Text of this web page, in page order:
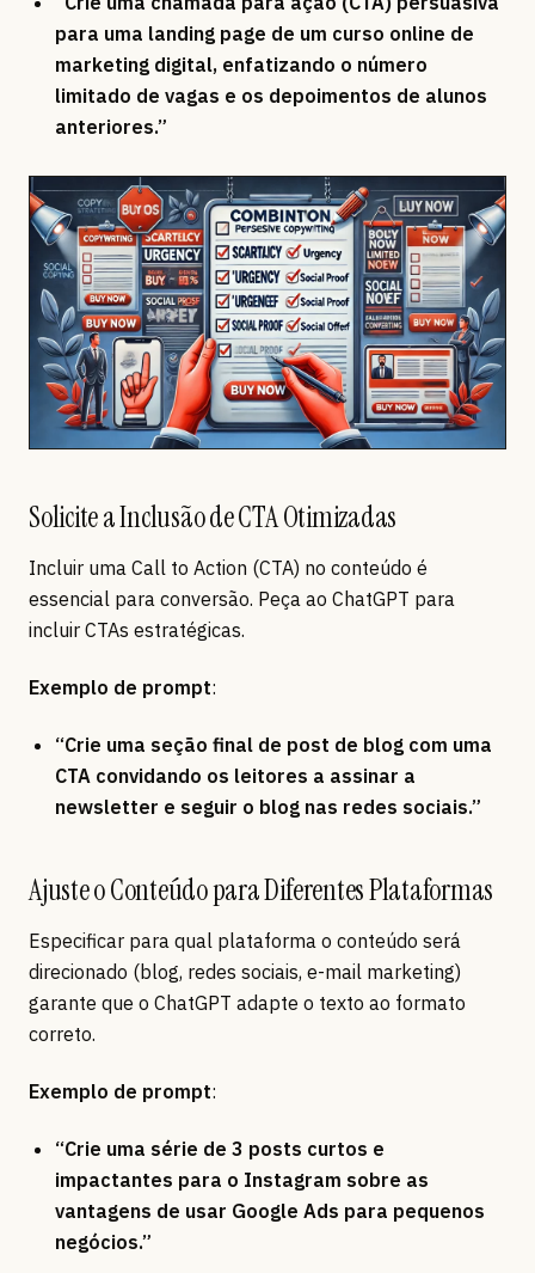
para uma landing page de um curso online de
marketing digital, enfatizando o número
limitado de vagas e os depoimentos de alunos
anteriores.”
Solicite a Inclusão de CTA Otimizadas
Incluir uma Call to Action (CTA) no conteúdo é
essencial para conversão. Peça ao ChatGPT para
incluir CTAs estratégicas.
Exemplo de prompt:
“Crie uma seção final de post de blog com uma
CTA convidando os leitores a assinar a
newsletter e seguir o blog nas redes sociais.”
Ajuste o Conteúdo para Diferentes Plataformas
Especificar para qual plataforma o conteúdo será
direcionado (blog, redes sociais, e-mail marketing)
garante que o ChatGPT adapte o texto ao formato
correto.
Exemplo de prompt:
“Crie uma série de 3 posts curtos e
impactantes para o Instagram sobre as
vantagens de usar Google Ads para pequenos
negócios.”